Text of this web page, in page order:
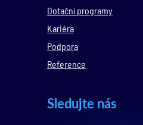
Dotační programy
Kariéra
Podpora
Reference
Sledujte nás